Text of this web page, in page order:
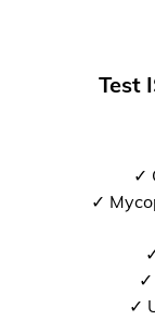
Test
✓
✓
✓
✓